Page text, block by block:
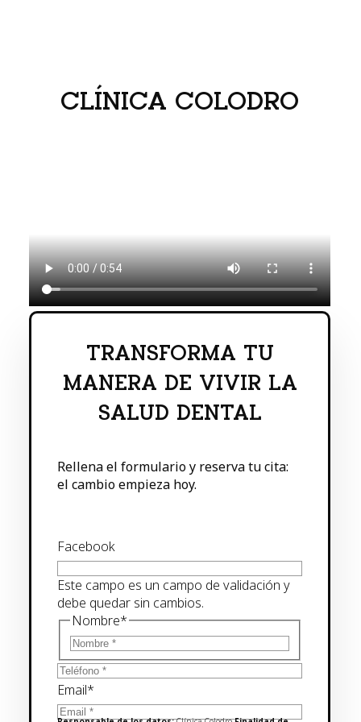
CLÍNICA COLODRO
TRANSFORMA TU
MANERA DE VIVIR LA
SALUD DENTAL
Rellena el formulario y reserva tu cita:
el cambio empieza hoy.
Facebook
Este campo es un campo de validación y
debe quedar sin cambios.
Nombre*
Email*